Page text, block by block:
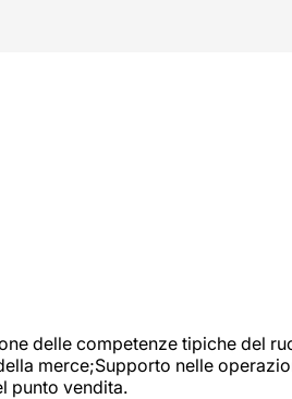
delle competenze tipiche del
merce;Supporto nelle
punto vendita.